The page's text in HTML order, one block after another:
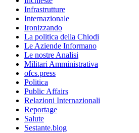
Infrastrutture
Internazionale
Ironizzando
La politica della Chiodi
Le Aziende Informano
Le nostre Analisi
Militari Amministrativa
ofcs.press
Politica
Public Affairs
Relazioni Internazionali
Reportage
Salute
Sestante.blog